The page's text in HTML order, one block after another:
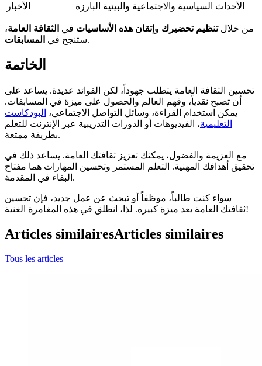
الأخبار
الأحداث السياسية والاجتماعية والبيئية البارزة
من خلالتنظيم تحضيرك وإتقان هذه الأساسيات في الثقافة العامة،
ستنجح في المسابقات .
الخاتمة
تحسين الثقافة العامة يتطلب جهوداً، لكن الفوائد عديدة. يساعد على
أن تصبح نقدياً، وفهم العالم والحصول على ميزة في المسابقات.
يمكن استخدام القراءة، وسائل التواصل الاجتماعي، البودكاست
التعليمية، الفيديوهات أو الدورات التدريبية عبر الإنترنت للتعلم
بطريقة ممتعة.
مع العزيمة والفضول، يمكنك تعزيز ثقافتك العامة. يساعد ذلك في
تحقيق أهدافك المهنية. التعلم المستمر وتحسين المهارات هما مفتاح
البقاء في المقدمة.
سواء كنت طالباً، موظفاً أو تبحث عن عمل جديد، فإن تحسين
ثقافتك العامة يعد ميزة كبيرة. لذا، انطلق في هذه المغامرة الغنية!
Articles similairesArticles similaires
Tous les articles